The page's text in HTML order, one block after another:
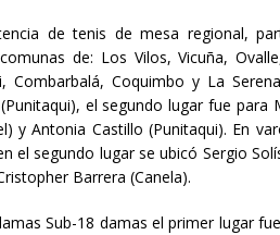
de tenis de mesa regional,
de: Los Vilos, Vicuña,
Combarbalá, Coquimbo y La
el segundo lugar fue
y Antonia Castillo (Punitaqui). En
el segundo lugar se ubicó Sergio
Barrera (Canela).
Sub-18 damas el primer lugar